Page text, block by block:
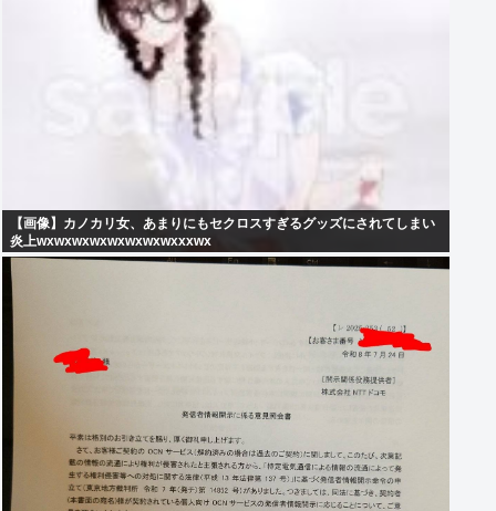
【画像】カノカリ女、あまりにもセクロスすぎるグッズにされてしまい
炎上wxwxwxwxwxwxwxwxxxwx